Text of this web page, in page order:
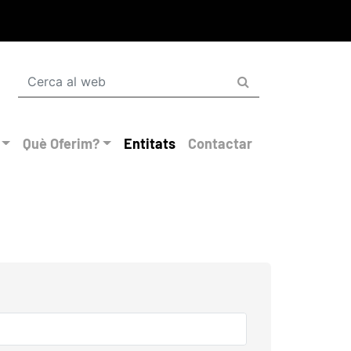
Què Oferim? Entitats Contactar